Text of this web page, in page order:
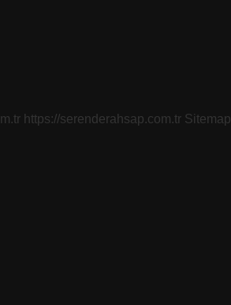
https://serenderahsap.com.tr Sitemap